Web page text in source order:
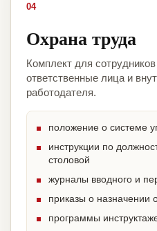
04
Охрана труда
Комплект для
ответственные лица и
работодателя.
положение о системе
инструкции по
столовой
журналы вводного и
приказы о назначении
программы